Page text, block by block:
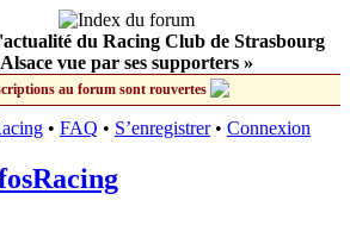
du Racing Club de Strasbourg
Alsace vue par ses supporters »
au forum sont rouvertes
• FAQ • S’enregistrer• Connexion